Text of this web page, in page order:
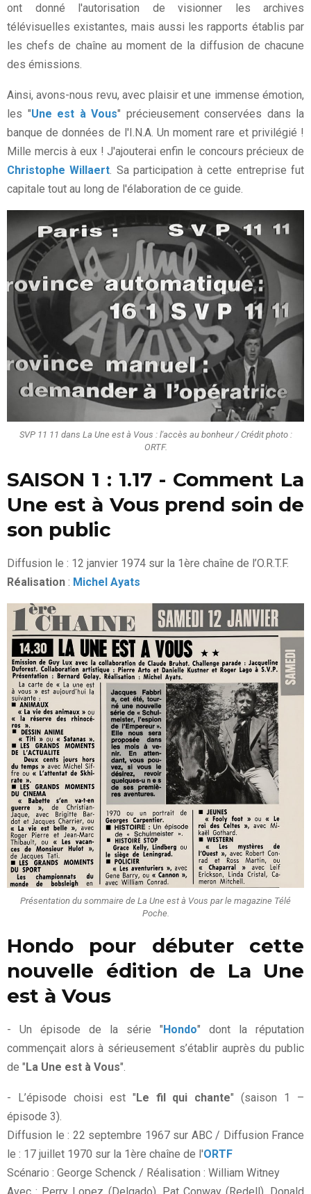
ont donné l'autorisation de visionner les archives
télévisuelles existantes, mais aussi les rapports établis par
les chefs de chaîne au moment de la diffusion de chacune
des émissions.
Ainsi, avons-nous revu, avec plaisir et une immense émotion,
les "Une est à Vous" précieusement conservées dans la
banque de données de l'I.N.A. Un moment rare et privilégié !
Mille mercis à eux ! J'ajouterai enfin le concours précieux de
Christophe Willaert . Sa participation à cette entreprise fut
capitale tout au long de l'élaboration de ce guide.
SVP 11 11 dans La Une est à Vous : l'accès au bonheur / Crédit photo :
ORTF.
SAISON 1 : 1.17 - Comment La
Une est à Vous prend soin de
son public
Diffusion le : 12 janvier 1974 sur la 1ère chaîne de l’O.R.T.F.
Réalisation : Michel Ayats
Présentation du sommaire de La Une est à Vous par le magazine Télé
Poche.
Hondo pour débuter cette
nouvelle édition de La Une
est à Vous
- Un épisode de la série " Hondo" dont la réputation
commençait alors à sérieusement s’établir auprès du public
de " La Une est à Vous".
- L’épisode choisi est " Le fil qui chante" (saison 1 –
épisode 3).
Diffusion le : 22 septembre 1967 sur ABC / Diffusion France
le : 17 juillet 1970 sur la 1ère chaîne de l'ORTF
Scénario : George Schenck / Réalisation : William Witney